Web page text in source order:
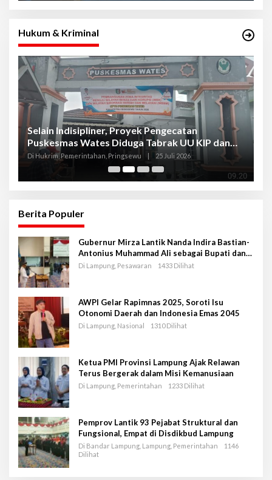
Hukum & Kriminal
Selain Indisipliner, Proyek Pengecatan
Puskesmas Wates Diduga Tabrak UU KIP dan
Libatkan Oknum Kadis
Di Hukrim, Pemerintahan, Pringsewu | 25 Juli 2026
Berita Populer
Gubernur Mirza Lantik Nanda Indira Bastian-
Antonius Muhammad Ali sebagai Bupati dan
Wakil Bupati Pesawaran Periode 2025-2030
Di Lampung, Pesawaran 1433 Dilihat
AWPI Gelar Rapimnas 2025, Soroti Isu
Otonomi Daerah dan Indonesia Emas 2045
Di Lampung, Nasional 1310 Dilihat
Ketua PMI Provinsi Lampung Ajak Relawan
Terus Bergerak dalam Misi Kemanusiaan
Di Lampung, Pemerintahan 1233 Dilihat
Pemprov Lantik 93 Pejabat Struktural dan
Fungsional, Empat di Disdikbud Lampung
Di Bandar Lampung, Lampung, Pemerintahan
1146
Dilihat